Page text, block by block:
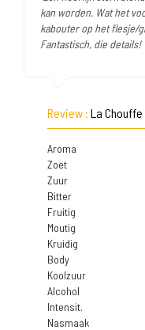
kan worden. Wat het
kabouter op het flesje/
Fantastisch, die details! "
Review : La Chouffe
Aroma
Zoet
Zuur
Bitter
Fruitig
Moutig
Kruidig
Body
Koolzuur
Alcohol
Intensit.
Nasmaak